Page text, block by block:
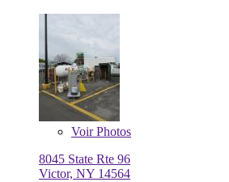
VoirPhotos
8045 State Rte 96
Victor, NY 14564